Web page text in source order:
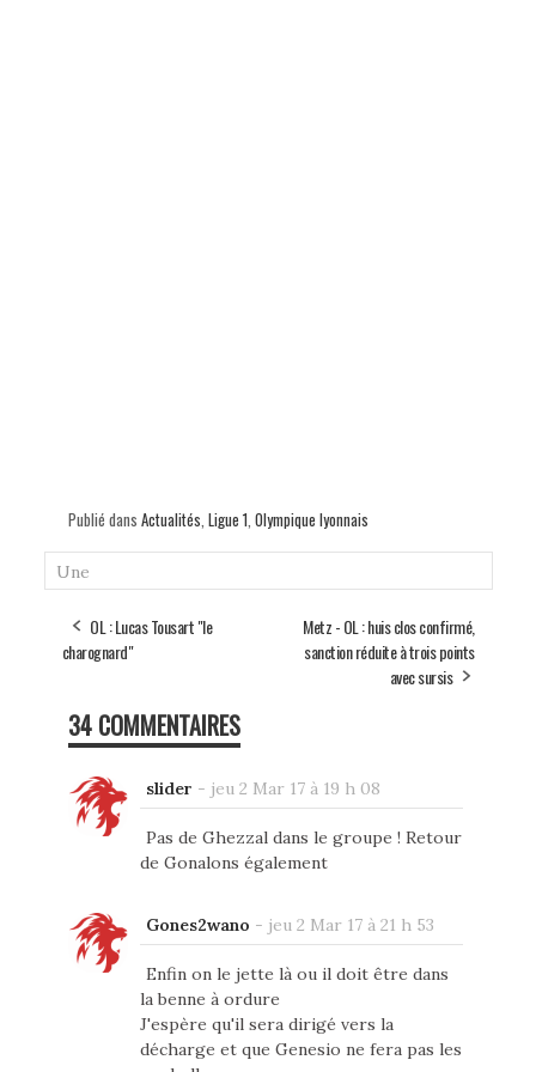
Publié dans Actualités Ligue 1 Olympique lyonnais
Une
OL : Lucas Tousart "le
charognard"
Metz - OL : huis clos confirmé,
sanction réduite à trois points
avec sursis
34 COMMENTAIRES
slider - jeu 2 Mar 17 à 19 h 08
Pas de Ghezzal dans le groupe ! Retour
de Gonalons également
Gones2wano - jeu 2 Mar 17 à 21 h 53
Enfin on le jette là ou il doit être dans
la benne à ordure
J'espère qu'il sera dirigé vers la
décharge et que Genesio ne fera pas les